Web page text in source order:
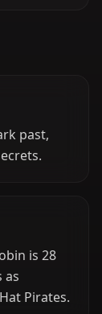
past,
is 28
as
Pirates.